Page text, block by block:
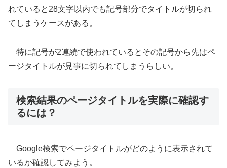
れていると28文字以内でも記号部分でタイトルが切られ
てしまうケースがある。
特に記号が2連続で使われているとその記号から先はペ
ージタイトルが見事に切られてしまうらしい。
検索結果のページタイトルを実際に確認す
るには？
Google検索でページタイトルがどのように表示されて
いるか確認してみよう。